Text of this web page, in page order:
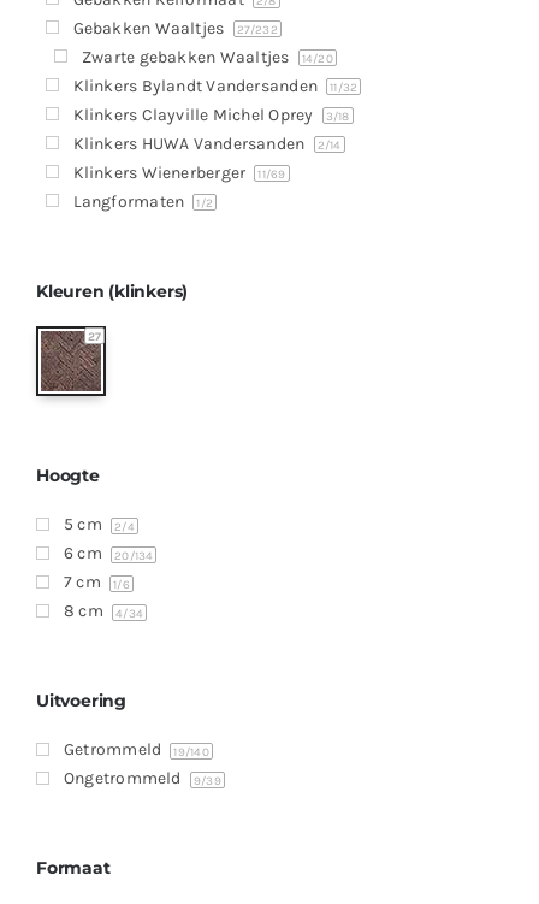
Contact
Offerte aanvragen
Gebakken Waaltjes 27/232
Zwarte gebakken Waaltjes 14/20
Klinkers Bylandt Vandersanden 11/32
Klinkers Clayville Michel Oprey 3/18
Klinkers HUWA Vandersanden 2/14
Klinkers Wienerberger 11/69
Langformaten 1/2
Kleuren (klinkers)
27
Hoogte
5 cm 2/4
6 cm 20/134
7 cm 1/6
8 cm 4/34
Uitvoering
Getrommeld 19/140
Ongetrommeld 9/39
Formaat